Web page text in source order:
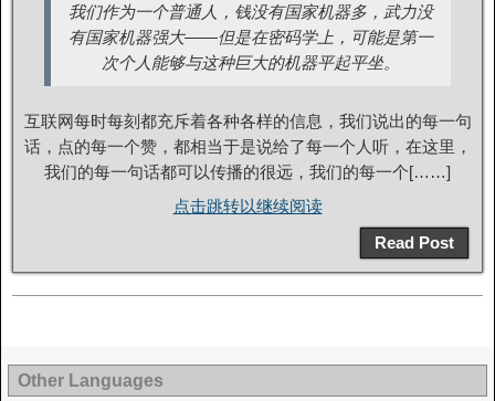
我们作为一个普通人，钱没有国家机器多，武力没
有国家机器强大——但是在密码学上，可能是第一
次个人能够与这种巨大的机器平起平坐。
互联网每时每刻都充斥着各种各样的信息，我们说出的每一句
话，点的每一个赞，都相当于是说给了每一个人听，在这里，
我们的每一句话都可以传播的很远，我们的每一个[……]
点击跳转以继续阅读
Read Post
Other Languages